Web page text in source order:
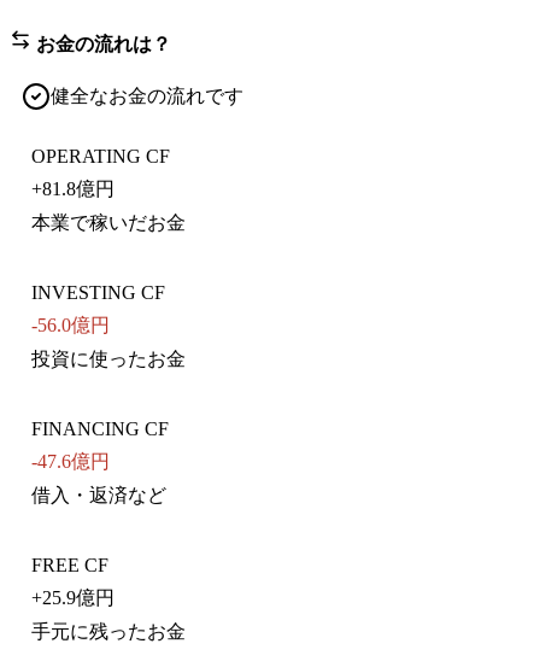
お金の流れは？
健全なお金の流れです
OPERATING CF
+81.8億円
本業で稼いだお金
INVESTING CF
-56.0億円
投資に使ったお金
FINANCING CF
-47.6億円
借入・返済など
FREE CF
+25.9億円
手元に残ったお金